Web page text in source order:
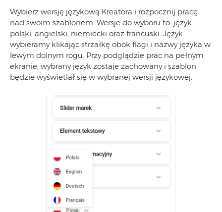
Wybierz wersję językową Kreatora i rozpocznij pracę
nad swoim szablonem. Wersje do wyboru to: język
polski, angielski, niemiecki oraz francuski. Język
wybieramy klikając strzałkę obok flagi i nazwy języka w
lewym dolnym rogu. Przy podglądzie prac na pełnym
ekranie, wybrany język zostaje zachowany i szablon
będzie wyświetlał się w wybranej wersji językowej.